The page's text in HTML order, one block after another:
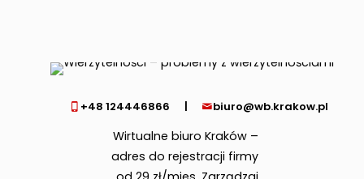
+48 124446866 | biuro@wb.krakow.pl
Wirtualne biuro Kraków –
adres do rejestracji firmy